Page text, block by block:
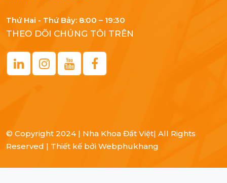
Thứ Hai - Thứ Bảy: 8:00 – 19:30
THEO DÕI CHÚNG TÔI TRÊN
© Copyright 2024 | Nha Khoa Đất Việt| All Rights
Reserved | Thiết kế bởi Webphukhang